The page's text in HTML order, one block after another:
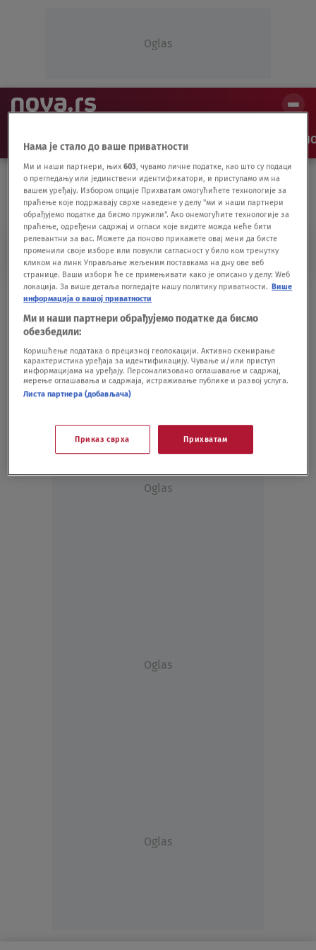
Oglas
NAJNOVIJE
PERSPEKTIVA
Mi smo stigli nigde od Solunske
deklaracije: Pre 20 godina počelo širenje
EU na Balkan
Ciriški "Noe Cajtung": EU iz navike laže o
proširenju na Zapadni Balkan
POLITIKA06.10.21.
Oglas
Oglas
Oglas
Нама је стало до ваше приватности
Ми и наши партнери, њих603, чувамо личне податке, као што су подаци
о прегледању или јединствени идентификатори, и приступамо им на
вашем уређају. Избором опције Прихватам омогућићете технологије за
праћење које подржавају сврхе наведене у делу "ми и наши партнери
обрађујемо податке да бисмо пружили". Ако онемогућите технологије за
праћење, одређени садржај и огласи које видите можда неће бити
релевантни за вас. Можете да поново прикажете овај мени да бисте
променили своје изборе или повукли сагласност у било ком тренутку
кликом на линк Управљање жељеним поставкама на дну ове веб
странице. Ваши избори ће се примењивати како је описано у делу: Wеб
локација. За више детаља погледајте нашу политику приватности. Више
информација о вашој приватности
Ми и наши партнери обрађујемо податке да бисмо
обезбедили:
Коришћење података о прецизној геолокацији. Активно скенирање
карактеристика уређаја за идентификацију. Чување и/или приступ
информацијама на уређају. Персонализовано оглашавање и садржај,
мерење оглашавања и садржаја, истраживање публике и развој услуга.
Листа партнера (добављача)
Приказ сврха Прихватам